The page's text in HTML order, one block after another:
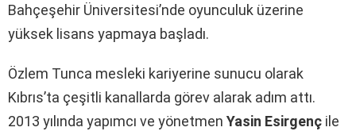
Bahçeşehir Üniversitesi’nde oyunculuk üzerine
yüksek lisans yapmaya başladı.
Özlem Tunca mesleki kariyerine sunucu olarak
Kıbrıs’ta çeşitli kanallarda görev alarak adım attı.
2013 yılında yapımcı ve yönetmen Yasin Esirgenç ile